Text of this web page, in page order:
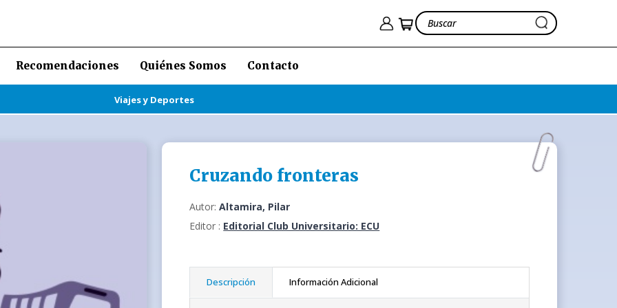
Recomendaciones Quiénes Somos Contacto
Viajes y Deportes
Cruzando fronteras
Autor:Altamira, Pilar
Editor : Editorial Club Universitario: ECU
Descripción Información Adicional